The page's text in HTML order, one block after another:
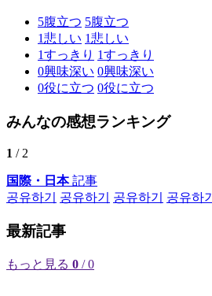
5腹立つ 5腹立つ
1悲しい 1悲しい
1すっきり 1すっきり
0興味深い 0興味深い
0役に立つ 0役に立つ
みんなの感想ランキング
1 / 2
国際・日本記事
공유하기
공유하기 공유하기 공유하기
最新記事
もっと見る 0 / 0